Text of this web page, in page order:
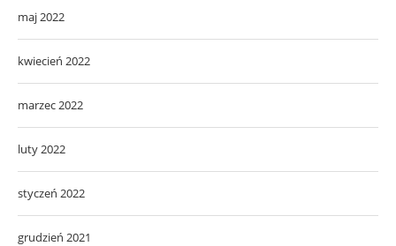
maj 2022
kwiecień 2022
marzec 2022
luty 2022
styczeń 2022
grudzień 2021